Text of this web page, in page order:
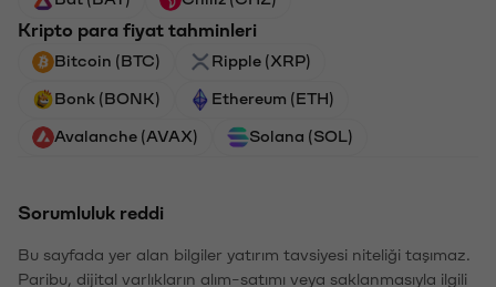
Kripto para fiyat tahminleri
Bitcoin (BTC) Ripple (XRP)
Bonk (BONK) Ethereum (ETH)
Avalanche (AVAX) Solana (SOL)
Sorumluluk reddi
Bu sayfada yer alan bilgiler yatırım tavsiyesi niteliği taşımaz.
Paribu, dijital varlıkların alım-satımı veya saklanmasıyla ilgili